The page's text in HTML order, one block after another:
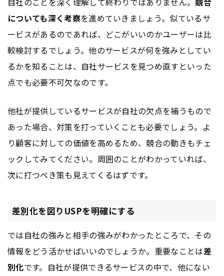
についても深く考察を進めていきましょう。似ているサ
ービスがあるのであれば、どこがいいのかユーザーは比
較検討するでしょう。他のサービスが何を強みとしてい
るかを知ることは、自社サービスを見つめ直すといった
点でも必要不可欠なのです。
他社が提供しているサービスが自社の欠点を補うもので
あった場合、対策を打っていくことも必要でしょう。よ
り顧客に対しての価値を高めるため、競合の動きもチェ
ックしてみてください。周囲のことがわかっていれば、
次に打つべき策も見えてくるはずです。
差別化を図りUSPを明確にする
では自社の強みと相手の強みがわかったところで、その
情報をどう活かせばいいのでしょうか。重要なことは差
別化です。自社が提供できるサービスの中で、他にない